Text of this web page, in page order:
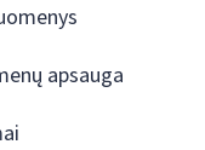
apsauga